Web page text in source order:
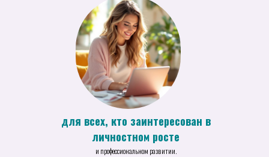
и профессиональном развитии.
для всех, кто заинтересован в
личностном росте